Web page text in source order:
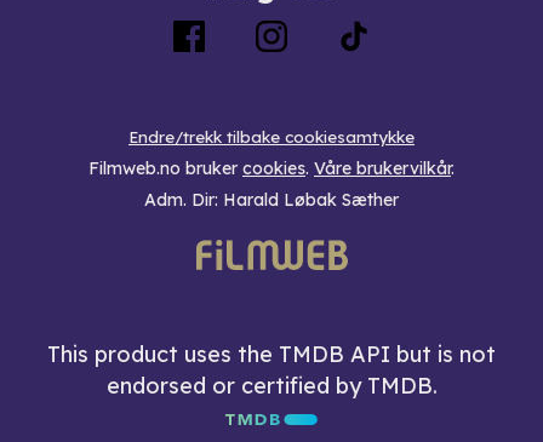
Endre/trekk tilbake cookiesamtykke
Filmweb.no bruker cookies. Våre brukervilkår.
Adm. Dir: Harald Løbak Sæther
This product uses the TMDB API but is not
endorsed or certified by TMDB.